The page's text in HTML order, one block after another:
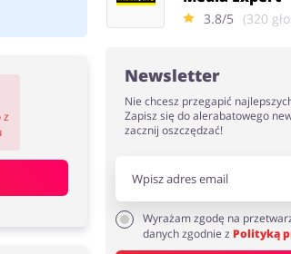
z
3.8/5 (320
Newsletter
Nie chcesz przegapić
Zapisz się do alerabatowego
zacznij oszczędzać!
Wyrażam zgodę na
danych zgodnie z Polityką